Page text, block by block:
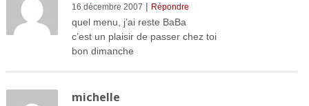
16 décembre 2007 | Répondre
quel menu, j’ai reste BaBa
c’est un plaisir de passer chez toi
bon dimanche
michelle